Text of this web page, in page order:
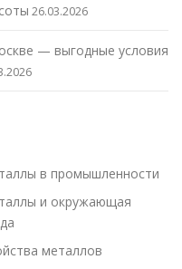
26.03.2026
— выгодные условия
в промышленности
и окружающая
металлов